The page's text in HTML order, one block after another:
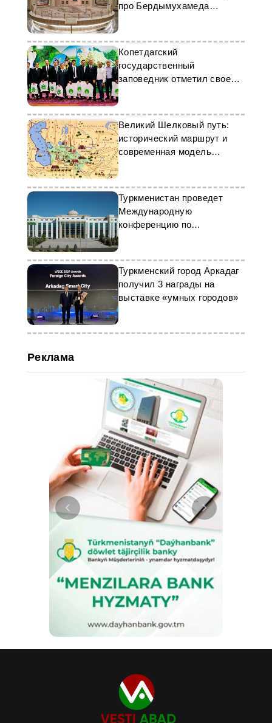
про Бердымухамеда
Аннаева
Копетдагский
государственный
заповедник отметил свое
48-летие
Великий Шелковый путь:
исторический маршрут и
современная модель
развития
Туркменистан проведет
Международную
конференцию по
технологиям умного города
Туркменский город Аркадаг
получил 3 награды на
выставке «умных городов»
Реклама